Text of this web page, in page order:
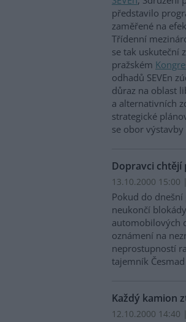
představilo
zaměřené na
Třídenní
se tak uskuteční
pražském
odhadů SEVEn
důraz na oblast
a alternativních
strategické
se obor
Dopravci
13.10.2000 15:00
Pokud do
neukončí
automobilových
oznámení na
neprostupností
tajemník
Každý kamion
12.10.2000 14:40